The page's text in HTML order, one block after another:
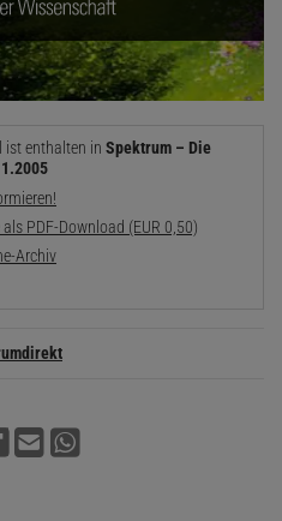
ist enthalten in Spektrum – Die
PDF-Download (EUR 0,50)
Archiv